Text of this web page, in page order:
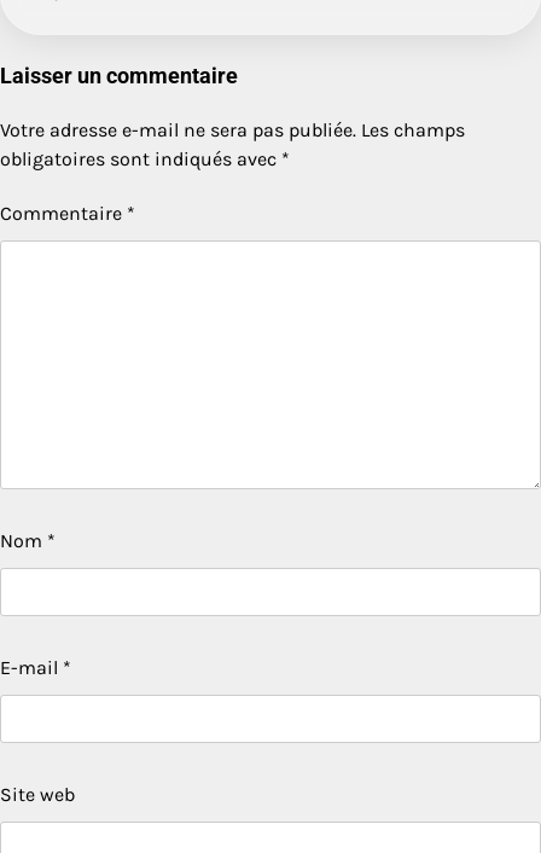
Laisser un commentaire
Votre adresse e-mail ne sera pas publiée. Les champs
obligatoires sont indiqués avec *
Commentaire *
Nom *
E-mail *
Site web